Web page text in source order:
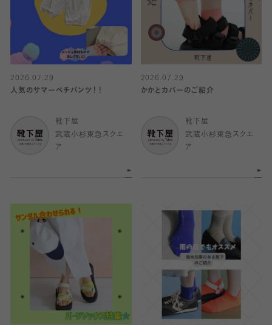
2026.07.29
人気のサマーペチパンツ！！
靴下屋
武蔵小杉東急スクエ
ア
2026.07.29
かかとカバーのご紹介
靴下屋
武蔵小杉東急スクエ
ア